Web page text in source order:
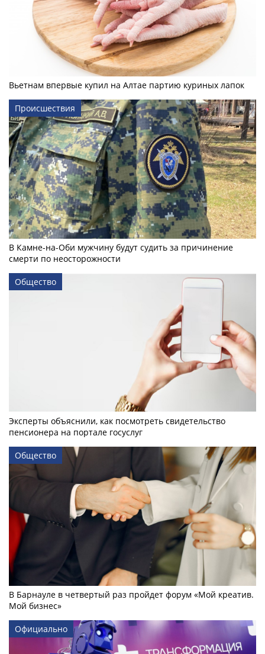
Вьетнам впервые купил на Алтае партию куриных лапок
Происшествия
В Камне-на-Оби мужчину будут судить за причинение
смерти по неосторожности
Общество
Эксперты объяснили, как посмотреть свидетельство
пенсионера на портале госуслуг
Общество
В Барнауле в четвертый раз пройдет форум «Мой креатив.
Мой бизнес»
Официально